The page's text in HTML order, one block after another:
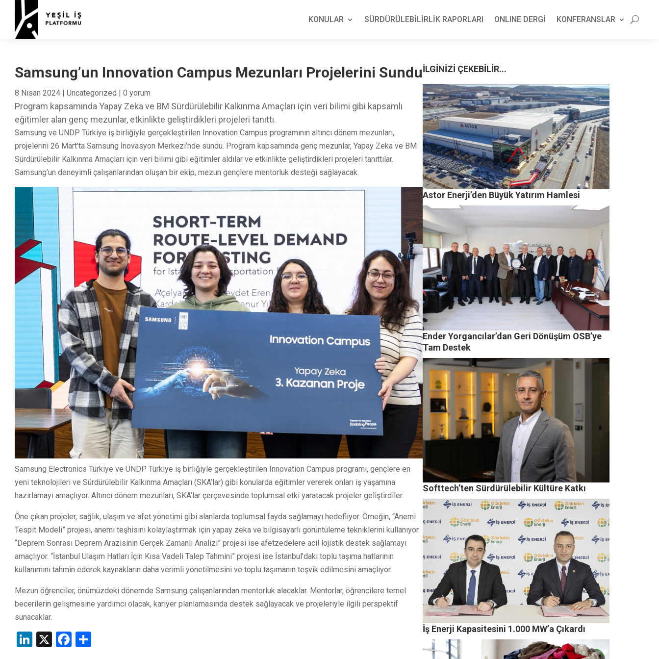
KONULAR SÜRDÜRÜLEBİLİRLİK RAPORLARI ONLINE DERGİ KONFERANSLAR
Samsung’un Innovation Campus Mezunları Projelerini Sundu
8 Nisan 2024 | Uncategorized | 0 yorum
Program kapsamında Yapay Zeka ve BM Sürdürülebilir Kalkınma Amaçları için veri bilimi gibi kapsamlı
eğitimler alan genç mezunlar, etkinlikte geliştirdikleri projeleri tanıttı.
Samsung ve UNDP Türkiye iş birliğiyle gerçekleştirilen Innovation Campus programının altıncı dönem mezunları,
projelerini 26 Mart’ta Samsung İnovasyon Merkezi’nde sundu. Program kapsamında genç mezunlar, Yapay Zeka ve BM
Sürdürülebilir Kalkınma Amaçları için veri bilimi gibi eğitimler aldılar ve etkinlikte geliştirdikleri projeleri tanıttılar.
Samsung’un deneyimli çalışanlarından oluşan bir ekip, mezun gençlere mentorluk desteği sağlayacak.
Samsung Electronics Türkiye ve UNDP Türkiye iş birliğiyle gerçekleştirilen Innovation Campus programı, gençlere en
yeni teknolojileri ve Sürdürülebilir Kalkınma Amaçları (SKA’lar) gibi konularda eğitimler vererek onları iş yaşamına
hazırlamayı amaçlıyor. Altıncı dönem mezunları, SKA’lar çerçevesinde toplumsal etki yaratacak projeler geliştirdiler.
Öne çıkan projeler, sağlık, ulaşım ve afet yönetimi gibi alanlarda toplumsal fayda sağlamayı hedefliyor. Örneğin, “Anemi
Tespit Modeli” projesi, anemi teşhisini kolaylaştırmak için yapay zeka ve bilgisayarlı görüntüleme tekniklerini kullanıyor.
“Deprem Sonrası Deprem Arazisinin Gerçek Zamanlı Analizi” projesi ise afetzedelere acil lojistik destek sağlamayı
amaçlıyor. “İstanbul Ulaşım Hatları İçin Kısa Vadeli Talep Tahmini” projesi ise İstanbul’daki toplu taşıma hatlarının
kullanımını tahmin ederek kaynakların daha verimli yönetilmesini ve toplu taşımanın teşvik edilmesini amaçlıyor.
Mezun öğrenciler, önümüzdeki dönemde Samsung çalışanlarından mentorluk alacaklar. Mentorlar, öğrencilere temel
becerilerin gelişmesine yardımcı olacak, kariyer planlamasında destek sağlayacak ve projeleriyle ilgili perspektif
sunacaklar.
LinkedIn
X Facebook
İLGİNİZİ ÇEKEBİLİR...
Astor Enerji’den Büyük Yatırım Hamlesi
Ender Yorgancılar’dan Geri Dönüşüm OSB’ye
Tam Destek
Softtech’ten Sürdürülebilir Kültüre Katkı
İş Enerji Kapasitesini 1.000 MW’a Çıkardı